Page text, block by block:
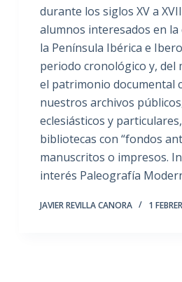
durante los siglos XV a
alumnos interesados en
la Península Ibérica e
periodo cronológico y, del
el patrimonio documental
nuestros archivos
eclesiásticos y
bibliotecas con “fondos
manuscritos o impresos.
interés Paleografía
JAVIER REVILLA CANORA 1